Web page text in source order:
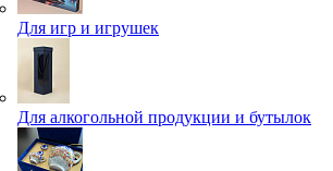
Для игр и игрушек
Для алкогольной продукции и бутылок